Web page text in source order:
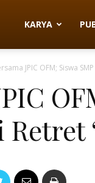
JPIC-
OFM
Indonesia
KARYA
JPIC OFM; Siswa